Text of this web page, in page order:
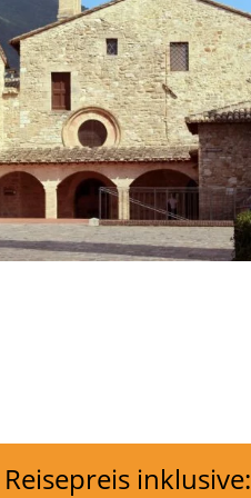
inklusive: